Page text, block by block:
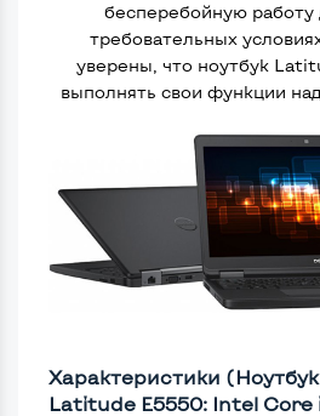
бесперебойную
требовательных
уверены, что ноутбук
выполнять свои функции
Характеристики (Ноутбук
Latitude E5550: Intel